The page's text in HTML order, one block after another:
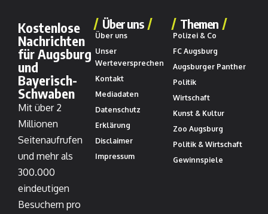
Kostenlose
Nachrichten
für Augsburg
und
Bayerisch-
Schwaben
Mit über 2
Millionen
Seitenaufrufen
und mehr als
300.000
eindeutigen
Besuchern pro
Über uns
Über uns
Unser
Werteversprechen
Kontakt
Mediadaten
Datenschutz
Erklärung
Disclaimer
Impressum
Themen
Polizei & Co
FC Augsburg
Augsburger Panther
Politik
Wirtschaft
Kunst & Kultur
Zoo Augsburg
Politik & Wirtschaft
Gewinnspiele